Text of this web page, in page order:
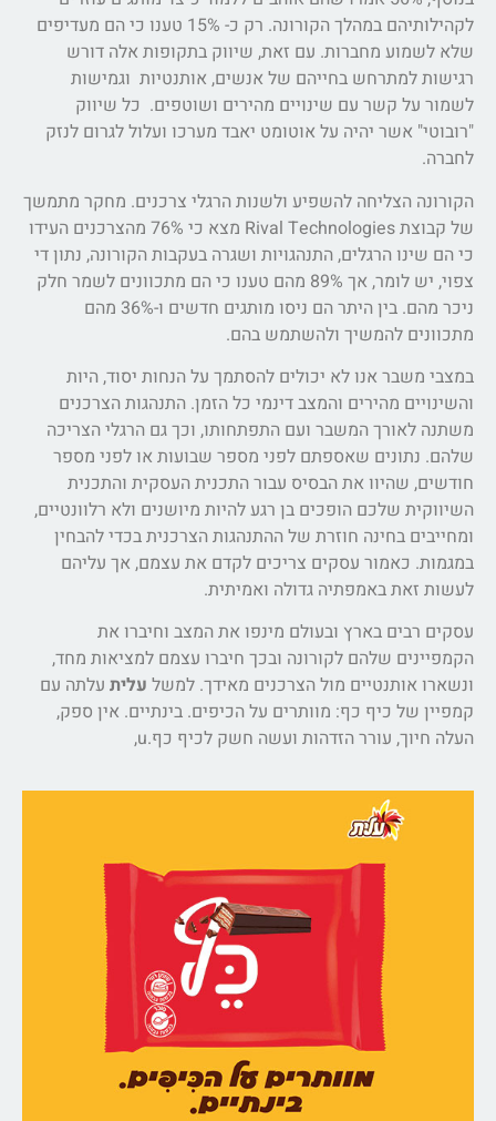
לקהילותיהם במהלך הקורונה. רק כ- 15% טענו כי הם מעדיפים
שלא לשמוע מחברות. עם זאת, שיווק בתקופות אלה דורש
רגישות למתרחש בחייהם של אנשים, אותנטיות וגמישות
לשמור על קשר עם שינויים מהירים ושוטפים. כל שיווק
"רובוטי" אשר יהיה על אוטומט יאבד מערכו ועלול לגרום לנזק
לחברה.
הקורונה הצליחה להשפיע ולשנות הרגלי צרכנים. מחקר מתמשך
של קבוצת Rival Technologies מצא כי 76% מהצרכנים העידו
כי הם שינו הרגלים, התנהגויות ושגרה בעקבות הקורונה, נתון די
צפוי, יש לומר, אך 89% מהם טענו כי הם מתכוונים לשמר חלק
ניכר מהם. בין היתר הם ניסו מותגים חדשים ו-36% מהם
מתכוונים להמשיך ולהשתמש בהם.
במצבי משבר אנו לא יכולים להסתמך על הנחות יסוד, היות
והשינויים מהירים והמצב דינמי כל הזמן. התנהגות הצרכנים
משתנה לאורך המשבר ועם התפתחותו, וכך גם הרגלי הצריכה
שלהם. נתונים שאספתם לפני מספר שבועות או לפני מספר
חודשים, שהיוו את הבסיס עבור התכנית העסקית והתכנית
השיווקית שלכם הופכים בן רגע להיות מיושנים ולא רלוונטיים,
ומחייבים בחינה חוזרת של ההתנהגות הצרכנית בכדי להבחין
במגמות. כאמור עסקים צריכים לקדם את עצמם, אך עליהם
לעשות זאת באמפתיה גדולה ואמיתית.
עסקים רבים בארץ ובעולם מינפו את המצב וחיברו את
הקמפיינים שלהם לקורונה ובכך חיברו עצמם למציאות מחד,
ונשארו אותנטיים מול הצרכנים מאידך. למשל עלית עלתה עם
קמפיין של כיף כף: מוותרים על הכיפים. בינתיים. אין ספק,
העלה חיוך, עורר הזדהות ועשה חשק לכיף כף.u,